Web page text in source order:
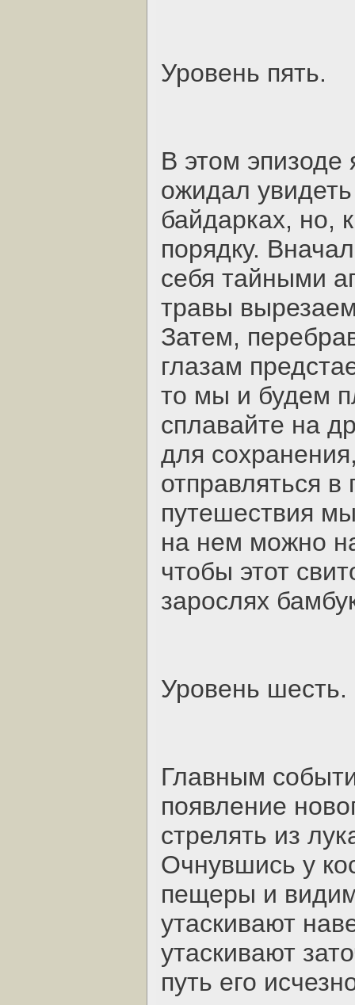
Уровень пять.
В этом эпизоде
ожидал
байдарках, но,
порядку.
себя тайными
травы
Затем,
глазам
то мы и будем
сплавайте на
для
отправляться
путешествия
на нем можно
чтобы этот
зарослях
Уровень шесть.
Главным
появление
стрелять из
Очнувшись у
пещеры и
утаскивают
утаскивают
путь его